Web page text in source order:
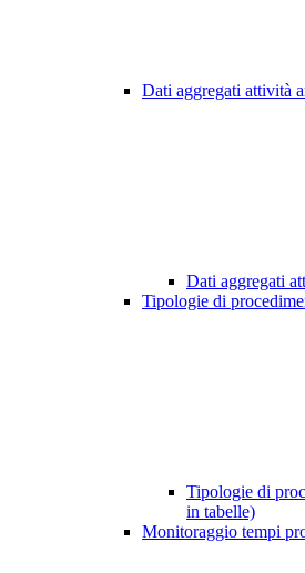
Dati aggregati attività
Dati aggregati
Tipologie di
Tipologie di
in tabelle)
Monitoraggio tempi